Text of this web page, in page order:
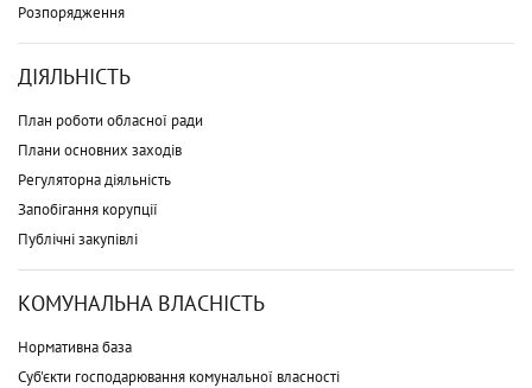
Розпорядження
ДІЯЛЬНІСТЬ
План роботи обласної ради
Плани основних заходів
Регуляторна діяльність
Запобігання корупції
Публічні закупівлі
КОМУНАЛЬНА ВЛАСНІСТЬ
Нормативна база
Суб'єкти господарювання комунальної власності